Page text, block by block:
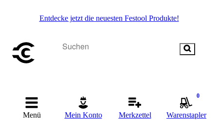
Entdecke jetzt die neuesten Festool Produkte!
Menü Mein Konto Merkzettel
0
Warenstapler